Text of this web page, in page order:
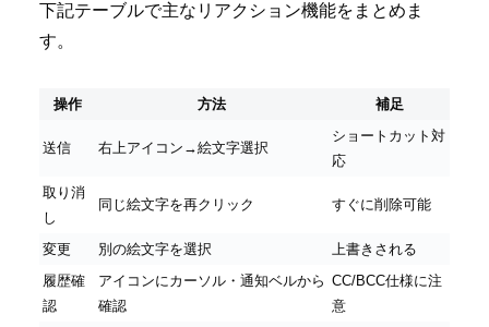
下記テーブルで主なリアクション機能をまとめま
す。
操作 方法 補足
送信 右上アイコン→絵文字選択
ショートカット対
応
取り消
し
同じ絵文字を再クリック すぐに削除可能
変更 別の絵文字を選択
上書きされる
履歴確
認
アイコンにカーソル・通知ベルから
確認
CC/BCC仕様に注
意